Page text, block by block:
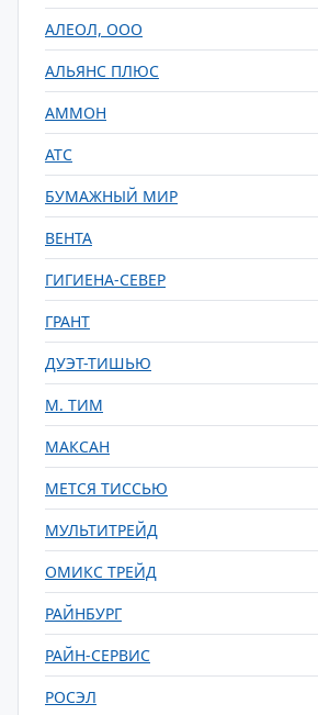
АЛЕОЛ, ООО
АЛЬЯНС ПЛЮС
АММОН
АТС
БУМАЖНЫЙ МИР
ВЕНТА
ГИГИЕНА-СЕВЕР
ГРАНТ
ДУЭТ-ТИШЬЮ
М. ТИМ
МАКСАН
МЕТСЯ ТИССЬЮ
МУЛЬТИТРЕЙД
ОМИКС ТРЕЙД
РАЙНБУРГ
РАЙН-СЕРВИС
РОСЭЛ